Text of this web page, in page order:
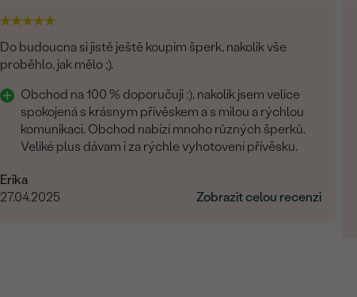
Do budoucna si jistě ještě koupim šperk, nakolik vše
proběhlo, jak mělo ;).
Obchod na 100 % doporučuji :), nakolik jsem velice
spokojená s krásnym přívěskem a s milou a rýchlou
komunikaci. Obchod nabízí mnoho různých šperků.
Veliké plus dávam i za rýchle vyhotovení přívěsku.
Erika
27.04.2025
Zobrazit celou recenzi